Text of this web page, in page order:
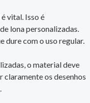
vital. Isso é
lona personalizadas.
dure com o uso regular.
o material deve
claramente os desenhos